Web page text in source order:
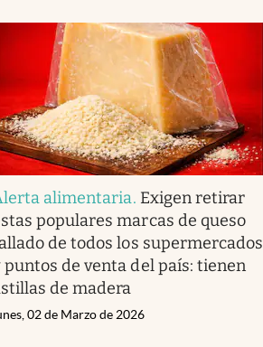
alimentaria. Exigen retirar
populares marcas de queso
de todos los supermercados
puntos de venta del país: tienen
de madera
02 de Marzo de 2026